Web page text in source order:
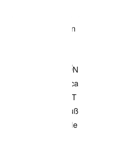
Modell anzeigen